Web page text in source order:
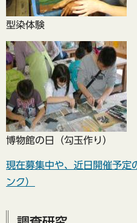
型染体験
博物館の日（勾玉作り）
現在募集中や、近日開催予定
ンク）